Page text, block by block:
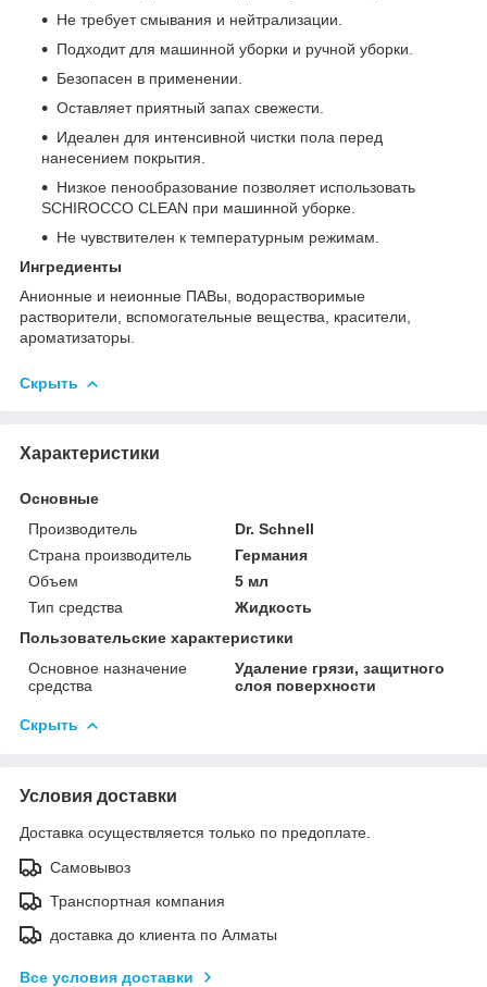
Не требует смывания и нейтрализации.
Подходит для машинной уборки и ручной уборки.
Безопасен в применении.
Оставляет приятный запах свежести.
Идеален для интенсивной чистки пола перед
нанесением покрытия.
Низкое пенообразование позволяет использовать
SCHIROCCO CLEAN при машинной уборке.
Не чувствителен к температурным режимам.
Ингредиенты
Анионные и неионные ПАВы, водорастворимые
растворители, вспомогательные вещества, красители,
ароматизаторы.
Скрыть
Характеристики
Основные
Производитель
Dr. Schnell
Страна производитель
Германия
Объем
5 мл
Тип средства
Жидкость
Пользовательские характеристики
Основное назначение
средства
Удаление грязи, защитного
слоя поверхности
Скрыть
Условия доставки
Доставка осуществляется только по предоплате.
Самовывоз
Транспортная компания
доставка до клиента по Алматы
Все условия доставки